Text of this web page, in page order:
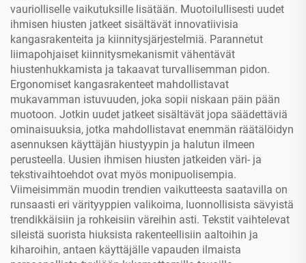
vauriolliselle vaikutuksille lisätään. Muotoilullisesti uudet
ihmisen hiusten jatkeet sisältävät innovatiivisia
kangasrakenteita ja kiinnitysjärjestelmiä. Parannetut
liimapohjaiset kiinnitysmekanismit vähentävät
hiustenhukkamista ja takaavat turvallisemman pidon.
Ergonomiset kangasrakenteet mahdollistavat
mukavamman istuvuuden, joka sopii niskaan päin pään
muotoon. Jotkin uudet jatkeet sisältävät jopa säädettäviä
ominaisuuksia, jotka mahdollistavat enemmän räätälöidyn
asennuksen käyttäjän hiustyypin ja halutun ilmeen
perusteella. Uusien ihmisen hiusten jatkeiden väri- ja
tekstivaihtoehdot ovat myös monipuolisempia.
Viimeisimmän muodin trendien vaikutteesta saatavilla on
runsaasti eri värityyppien valikoima, luonnollisista sävyistä
trendikkäisiin ja rohkeisiin väreihin asti. Tekstit vaihtelevat
sileistä suorista hiuksista rakenteellisiin aaltoihin ja
kiharoihin, antaen käyttäjälle vapauden ilmaista